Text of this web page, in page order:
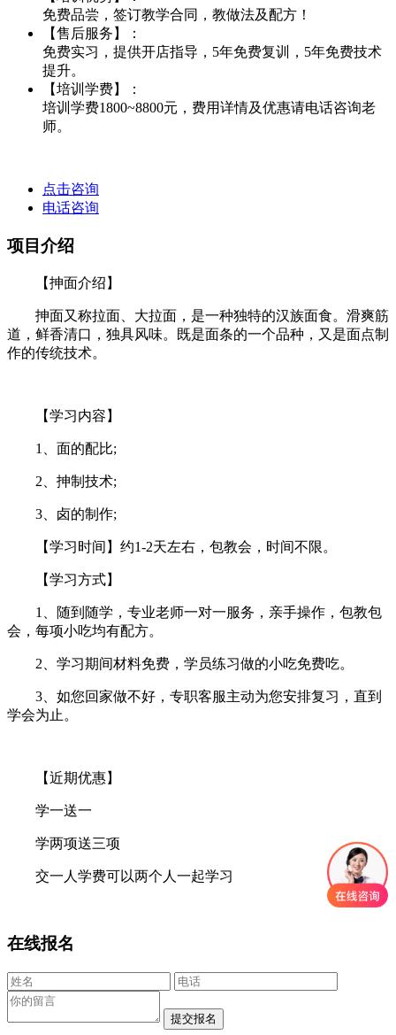
免费品尝，签订教学合同，教做法及配方！
【售后服务】：
免费实习，提供开店指导，5年免费复训，5年免费技术
提升。
【培训学费】：
培训学费1800~8800元，费用详情及优惠请电话咨询老
师。
点击咨询
电话咨询
项目介绍
【抻面介绍】
抻面又称拉面、大拉面，是一种独特的汉族面食。滑爽筋
道，鲜香清口，独具风味。既是面条的一个品种，又是面点制
作的传统技术。
【学习内容】
1、面的配比;
2、抻制技术;
3、卤的制作;
【学习时间】约1-2天左右，包教会，时间不限。
【学习方式】
1、随到随学，专业老师一对一服务，亲手操作，包教包
会，每项小吃均有配方。
2、学习期间材料免费，学员练习做的小吃免费吃。
3、如您回家做不好，专职客服主动为您安排复习，直到
学会为止。
【近期优惠】
学一送一
学两项送三项
交一人学费可以两个人一起学习
在线报名